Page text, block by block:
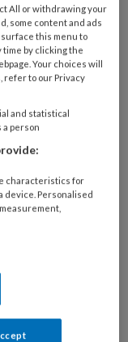
al mee
All or withdrawing your
some content and ads
this menu to
by clicking the
Your choices will
refer to our Privacy
and statistical
a person
characteristics for
device. Personalised